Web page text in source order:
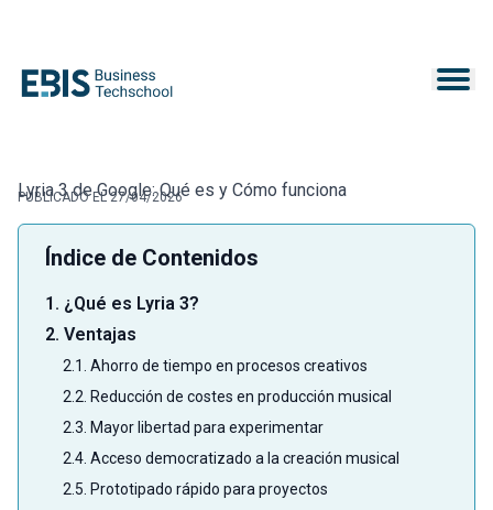
Lyria 3 de Google: Qué es y Cómo funciona
PUBLICADO EL 27/04/2026
Índice de Contenidos
1. ¿Qué es Lyria 3?
2. Ventajas
2.1. Ahorro de tiempo en procesos creativos
2.2. Reducción de costes en producción musical
2.3. Mayor libertad para experimentar
2.4. Acceso democratizado a la creación musical
2.5. Prototipado rápido para proyectos